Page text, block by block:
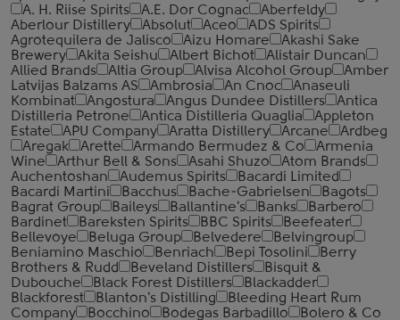
A. H. Riise Spirits
A.E. Dor Cognac
Aberfeldy
Aberlour Distillery
Absolut Aceo
ADS Spirits
Agrotequilera de Jalisco
Aizu Homare
Akashi Sake
Brewery
Akita Seishu Albert Bichot
Alistair Duncan
Allied Brands
Altia Group Alvisa Alcohol Group
Amber
Latvijas Balzams AS
Ambrosia An Cnoc
Anaseuli
Kombinat
Angostura Angus Dundee Distillers
Antica
Distilleria Petrone
Antica Distilleria Quaglia
Appleton
Estate
APU Company Aratta Distillery Arcane
Ardbeg
Aregak
Arette Armando Bermudez & Co
Armenia
Wine
Arthur Bell & Sons Asahi Shuzo
Atom Brands
Auchentoshan
Audemus Spirits
Bacardi Limited
Bacardi Martini
Bacchus Bache-Gabrielsen
Bagots
Bagrat Group
Baileys Ballantine's Banks
Barbero
Bardinet
Bareksten Spirits BBC Spirits
Beefeater
Bellevoye
Beluga Group Belvedere
Belvingroup
Beniamino Maschio
Benriach Bepi Tosolini
Berry
Brothers & Rudd
Beveland Distillers
Bisquit &
Dubouche
Black Forest Distillers
Blackadder
Blackforest
Blanton's Distilling
Bleeding Heart Rum
Company
Bocchino Bodegas Barbadillo
Bolero & Co